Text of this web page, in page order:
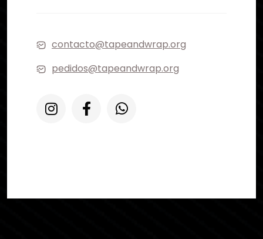
contacto@tapeandwrap.org
pedidos@tapeandwrap.org